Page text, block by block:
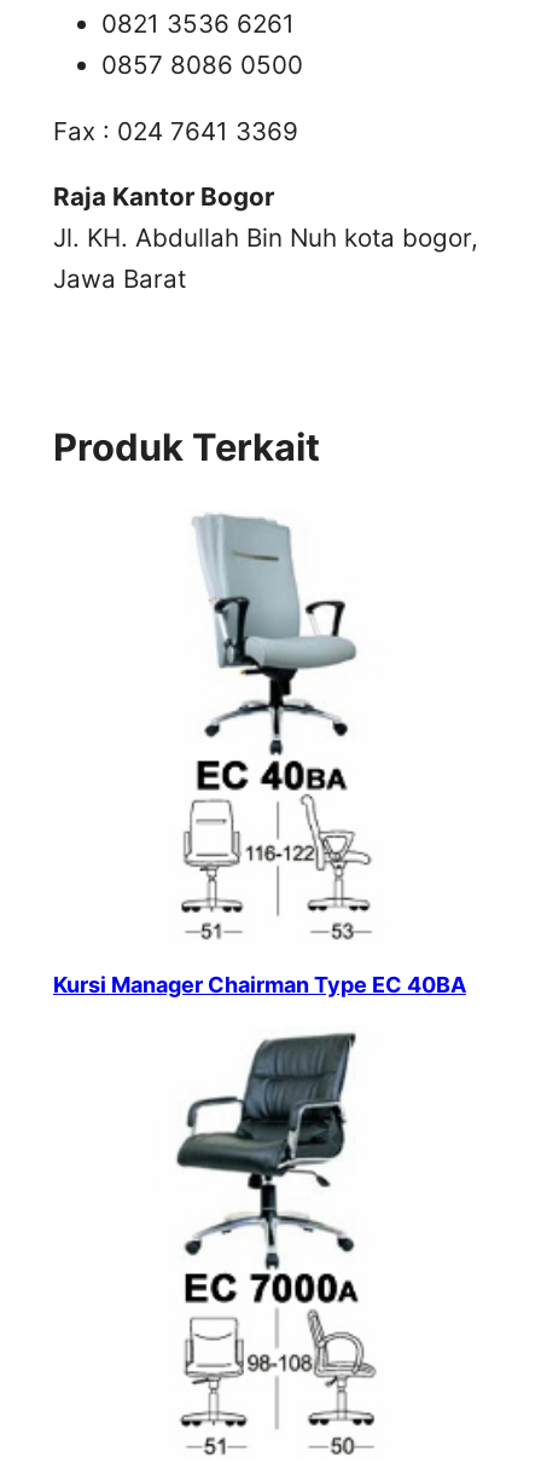
0821 3536 6261
0857 8086 0500
Fax : 024 7641 3369
Raja Kantor Bogor
Jl. KH. Abdullah Bin Nuh kota bogor,
Jawa Barat
Produk Terkait
Kursi Manager Chairman Type EC 40BA